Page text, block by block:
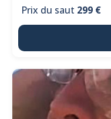
Prix du saut 299 €